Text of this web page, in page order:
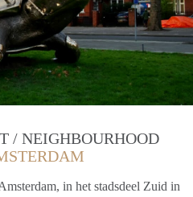
/ NEIGHBOURHOOD
in het stadsdeel Zuid in